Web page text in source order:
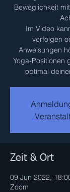
Beweglichkeit
Im Video
verfolgen
Anweisungen
Yoga-Positionen
optimal
Zeit & Ort
09 Jun 2022,
Zoom